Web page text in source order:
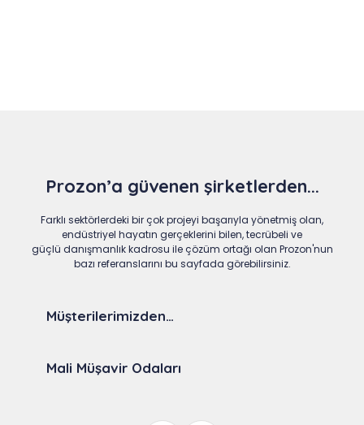
Prozon’a güvenen şirketlerden...
Farklı sektörlerdeki bir çok projeyi başarıyla yönetmiş olan,
endüstriyel hayatın gerçeklerini bilen, tecrübeli ve
güçlü danışmanlık kadrosu ile çözüm ortağı olan Prozon'nun
bazı referanslarını bu sayfada görebilirsiniz.
Müşterilerimizden…
Mali Müşavir Odaları